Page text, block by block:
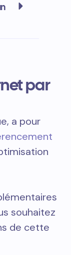
par
a pour
souhaitez
de cette